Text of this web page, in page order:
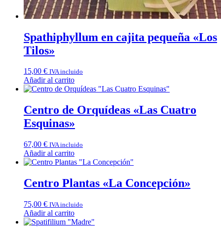
Spathiphyllum en cajita pequeña «Los
Tilos»
15,00 € IVA incluido
Añadir al carrito
Centro de Orquídeas «Las Cuatro
Esquinas»
67,00 € IVA incluido
Añadir al carrito
Centro Plantas «La Concepción»
75,00 € IVA incluido
Añadir al carrito